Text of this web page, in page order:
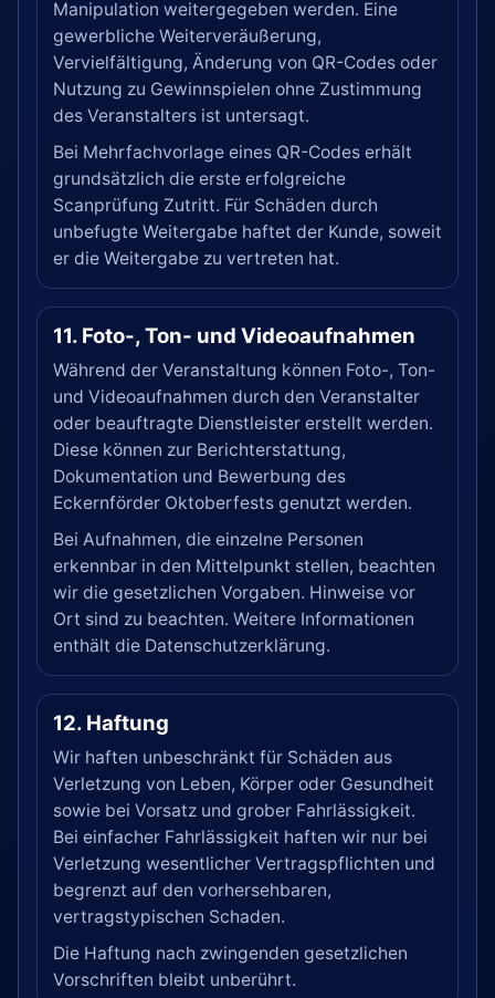
Manipulation weitergegeben werden. Eine
gewerbliche Weiterveräußerung,
Vervielfältigung, Änderung von QR-Codes oder
Nutzung zu Gewinnspielen ohne Zustimmung
des Veranstalters ist untersagt.
Bei Mehrfachvorlage eines QR-Codes erhält
grundsätzlich die erste erfolgreiche
Scanprüfung Zutritt. Für Schäden durch
unbefugte Weitergabe haftet der Kunde, soweit
er die Weitergabe zu vertreten hat.
11. Foto-, Ton- und Videoaufnahmen
Während der Veranstaltung können Foto-, Ton-
und Videoaufnahmen durch den Veranstalter
oder beauftragte Dienstleister erstellt werden.
Diese können zur Berichterstattung,
Dokumentation und Bewerbung des
Eckernförder Oktoberfests genutzt werden.
Bei Aufnahmen, die einzelne Personen
erkennbar in den Mittelpunkt stellen, beachten
wir die gesetzlichen Vorgaben. Hinweise vor
Ort sind zu beachten. Weitere Informationen
enthält die Datenschutzerklärung.
12. Haftung
Wir haften unbeschränkt für Schäden aus
Verletzung von Leben, Körper oder Gesundheit
sowie bei Vorsatz und grober Fahrlässigkeit.
Bei einfacher Fahrlässigkeit haften wir nur bei
Verletzung wesentlicher Vertragspflichten und
begrenzt auf den vorhersehbaren,
vertragstypischen Schaden.
Die Haftung nach zwingenden gesetzlichen
Vorschriften bleibt unberührt.